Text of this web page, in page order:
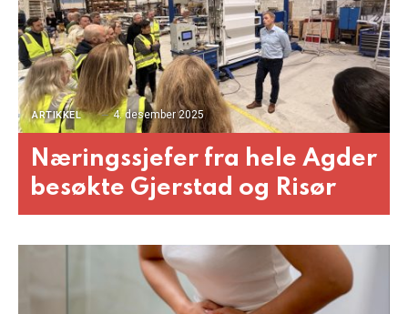
ARTIKKEL 4. desember 2025
Næringssjefer fra hele Agder
besøkte Gjerstad og Risør